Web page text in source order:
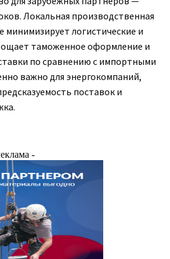
Локальная производственная
минимизирует логистические и
таможенное оформление и
по сравнению с импортными
важно для энергокомпаний,
поставок и
-